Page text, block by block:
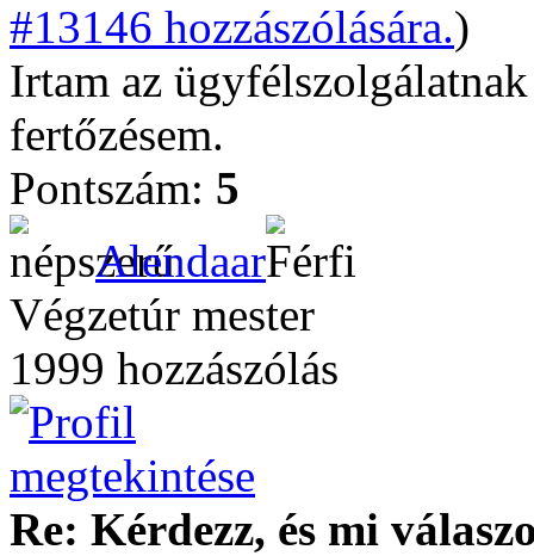
#13146 hozzászólására.)
Irtam az
fertőzésem.
Pontszám: 5
Alendaar
Végzetúr mester
1999 hozzászólás
Re: Kérdezz, és mi